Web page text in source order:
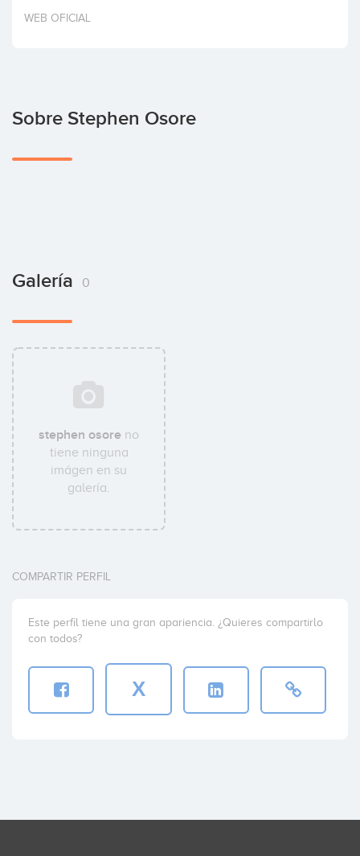
Invertir
WEB OFICIAL
Sobre Stephen Osore
Galería 0
stephen osore no
tiene ninguna
imágen en su
galería.
COMPARTIR PERFIL
Este perfil tiene una gran apariencia. ¿Quieres compartirlo
con todos?
X